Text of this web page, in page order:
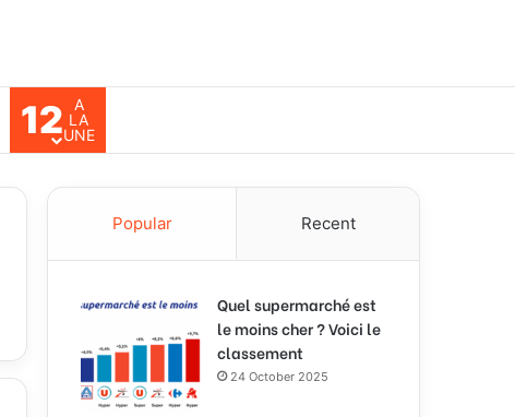
Search for
12
A
LA
UNE
Popular Recent
Quel supermarché est
le moins cher ? Voici le
classement
24 October 2025